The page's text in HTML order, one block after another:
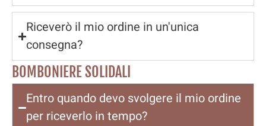
Riceverò il mio ordine in un'unica
consegna?
BOMBONIERE SOLIDALI
Entro quando devo svolgere il mio ordine
per riceverlo in tempo?